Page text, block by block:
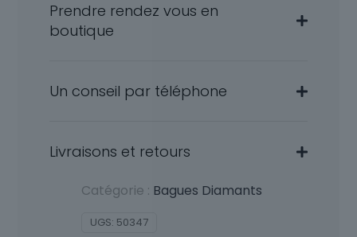
Prendre rendez vous en
boutique
Un conseil par téléphone
Livraisons et retours
Catégorie : Bagues Diamants
UGS: 50347